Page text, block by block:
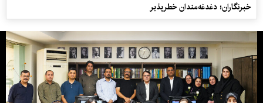
خبرنگاران؛ دغدغه‌مندان خطرپذیر